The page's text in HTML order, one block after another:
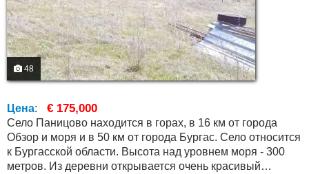
48
Цена: € 175,000
Село Паницово находится в горах, в 16 км от города
Обзор и моря и в 50 км от города Бургас. Село относится
к Бургасской области. Высота над уровнем моря - 300
метров. Из деревни открывается очень красивый